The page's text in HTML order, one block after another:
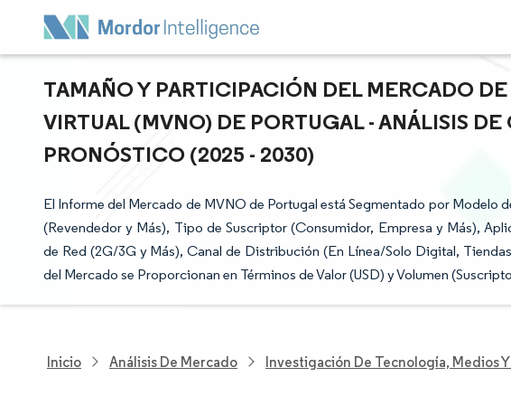
TAMAÑO Y PARTICIPACIÓN DEL MERCADO
VIRTUAL (MVNO) DE PORTUGAL - ANÁLISIS
PRONÓSTICO (2025 - 2030)
El Informe del Mercado de MVNO de Portugal está Segmentado por Modelo
(Revendedor y Más), Tipo de Suscriptor (Consumidor, Empresa y Más),
de Red (2G/3G y Más), Canal de Distribución (En Línea/Solo Digital,
del Mercado se Proporcionan en Términos de Valor (USD) y Volumen
Inicio Análisis De Mercado Investigación De Tecnología, Medios